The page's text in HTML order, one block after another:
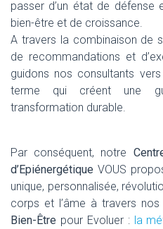
passer d’un état de défense
bien-être et de croissance.
A travers la combinaison de
de recommandations et
guidons nos consultants
terme qui créent une
transformation durable.
Par conséquent, notre
d’Epiénergétique VOUS
unique, personnalisée,
corps et l’âme à travers
Bien-Être pour Evoluer : la